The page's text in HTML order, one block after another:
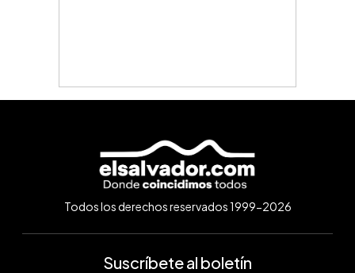
Todos los derechos reservados 1999-2026
Suscríbete al boletín